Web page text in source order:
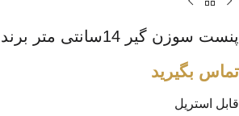
پنست سوزن گیر 14سانتی متر برند «SM» درجه یک
تماس بگیرید
قابل استریل